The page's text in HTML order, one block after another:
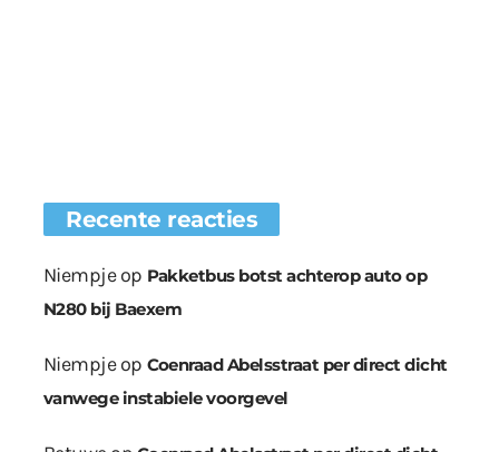
Recente reacties
Niempjeop Pakketbus botst achterop auto op
N280 bij Baexem
Niempjeop Coenraad Abelsstraat per direct dicht
vanwege instabiele voorgevel